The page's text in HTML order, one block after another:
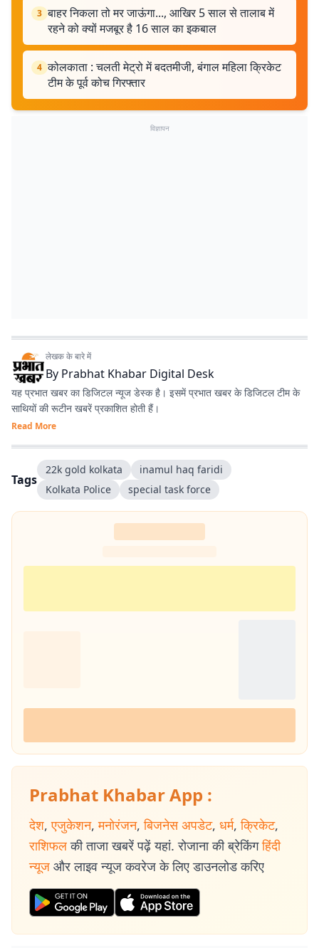
3 बाहर निकला तो मर जाऊंगा..., आखिर 5 साल से तालाब में
रहने को क्यों मजबूर है 16 साल का इकबाल
4 कोलकाता : चलती मेट्रो में बदतमीजी, बंगाल महिला क्रिकेट
टीम के पूर्व कोच गिरफ्तार
विज्ञापन
लेखक के बारे में
By Prabhat Khabar Digital Desk
यह प्रभात खबर का डिजिटल न्यूज डेस्क है। इसमें प्रभात खबर के डिजिटल टीम के
साथियों की रूटीन खबरें प्रकाशित होती हैं।
Read More
Tags
22k gold kolkata
inamul haq faridi
Kolkata Police
special task force
Prabhat Khabar App :
देश, एजुकेशन, मनोरंजन, बिजनेस अपडेट, धर्म, क्रिकेट,
राशिफल की ताजा खबरें पढ़ें यहां. रोजाना की ब्रेकिंग हिंदी
न्यूज और लाइव न्यूज कवरेज के लिए डाउनलोड करिए